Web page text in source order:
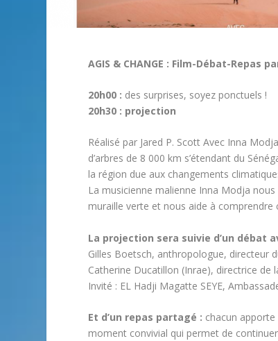
AGIS & CHANGE : Film-Débat-Repas
20h00 : des surprises, soyez ponctuels !
20h30 : projection
Réalisé par Jared P. Scott Avec Inna
d’arbres de 8 000 km s’étendant du
la région due aux changements
La musicienne malienne Inna Modja
muraille verte et nous aide à comprendre
La projection sera suivie d’un débat
Gilles Boetsch, anthropologue, directeur
Catherine Ducatillon (Inrae), directrice de
Invité : EL Hadji Magatte SEYE,
Et d’un repas partagé : chacun
moment convivial qui permet de